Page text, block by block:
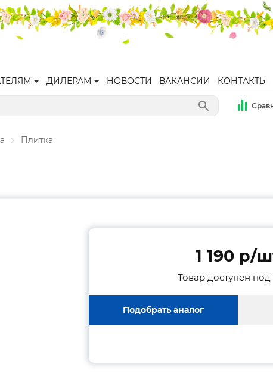
ДИЛЕРАМ НОВОСТИ ВАКАНСИИ КОНТАКТЫ
Плитка
1 190 p/
Товар доступен под
Подобрать аналог